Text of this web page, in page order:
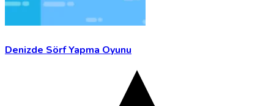
Denizde Sörf Yapma Oyunu